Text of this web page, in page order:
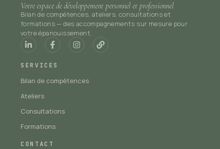
Votre espace de développement personnel et professionnel
Bilan de compétences, ateliers, consultations et
formations — des accompagnements sur mesure pour
votre épanouissement.
SERVICES
Bilan de compétences
Ateliers
Consultations
Formations
CONTACT